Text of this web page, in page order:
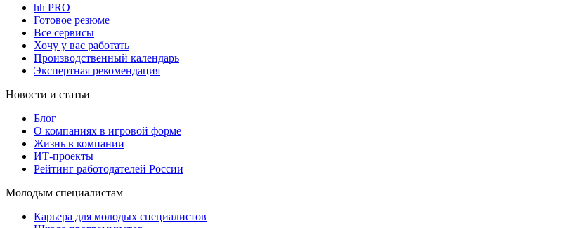
hh PRO
Готовое резюме
Все сервисы
Хочу у вас работать
Производственный календарь
Экспертная рекомендация
Новости и статьи
Блог
О компаниях в игровой форме
Жизнь в компании
ИТ-проекты
Рейтинг работодателей России
Молодым специалистам
Карьера для молодых специалистов